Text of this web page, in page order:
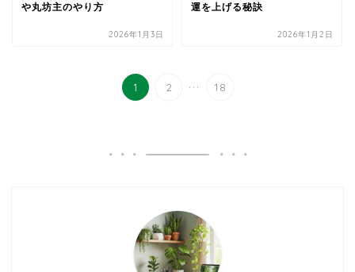
や丸坊主のやり方
2026年1月3日
運を上げる秘訣
2026年1月2日
1 2 ... 18